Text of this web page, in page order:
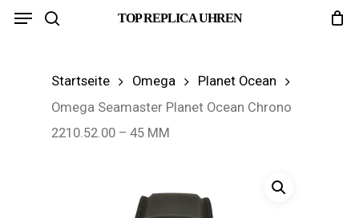
Skip
TOP REPLICA UHREN
Menu
Startseite Omega
Planet Ocean
Omega Seamaster Planet Ocean Chrono
2210.52.00 – 45 MM